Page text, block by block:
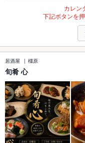
カレン
下記ボタンを
居酒屋 橿原
旬肴 心